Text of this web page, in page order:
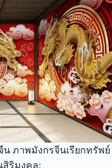
น ภาพมังกรจีนเรียกทรัพย์
สิริมงคล: